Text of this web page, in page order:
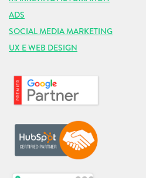
ADS
SOCIAL MEDIA MARKETING
UX E WEB DESIGN